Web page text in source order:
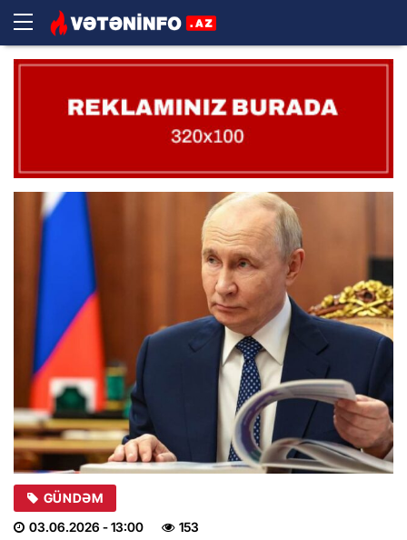
GÜNDƏM
03.06.2026 - 13:00 153